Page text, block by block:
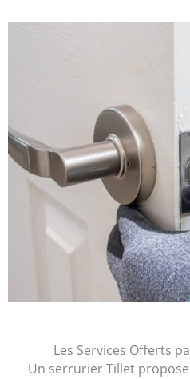
Les Services Offerts
Un serrurier Tillet